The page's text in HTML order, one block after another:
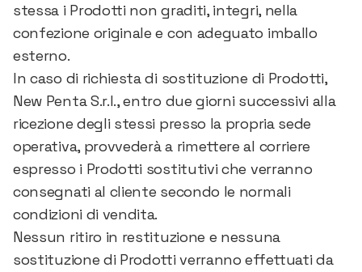
stessa i Prodotti non graditi, integri, nella
confezione originale e con adeguato imballo
esterno.
In caso di richiesta di sostituzione di Prodotti,
New Penta S.r.l., entro due giorni successivi alla
ricezione degli stessi presso la propria sede
operativa, provvederà a rimettere al corriere
espresso i Prodotti sostitutivi che verranno
consegnati al cliente secondo le normali
condizioni di vendita.
Nessun ritiro in restituzione e nessuna
sostituzione di Prodotti verranno effettuati da